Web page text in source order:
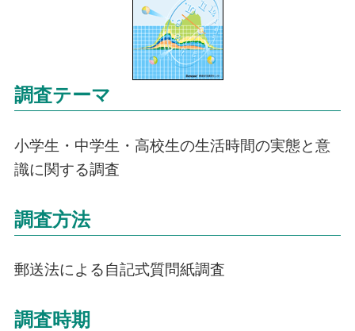
調査テーマ
小学生・中学生・高校生の生活時間の実態と意
識に関する調査
調査方法
郵送法による自記式質問紙調査
調査時期